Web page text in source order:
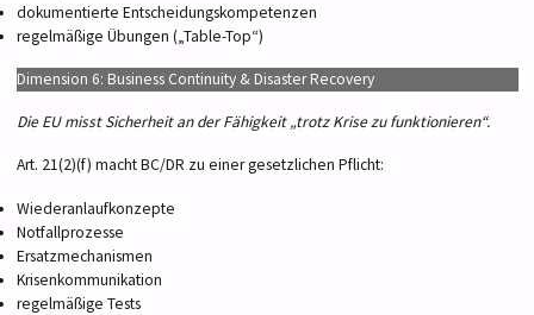
dokumentierte Entscheidungskompetenzen
regelmäßige Übungen („Table-Top“)
Dimension 6: Business Continuity & Disaster Recovery
Die EU misst Sicherheit an der Fähigkeit „trotz Krise zu funktionieren“.
Art. 21(2)(f) macht BC/DR zu einer gesetzlichen Pflicht:
Wiederanlaufkonzepte
Notfallprozesse
Ersatzmechanismen
Krisenkommunikation
regelmäßige Tests